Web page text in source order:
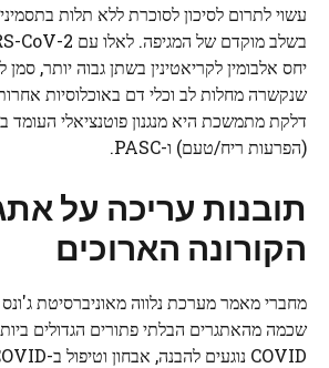
יחס אלבומין לקריאטינין בשתן גבוה יותר,
שנקשרהמחלות לב וכלי דם באוכלוסיות
דלקת מתמשכת היא מנגנון פוטנציאלי העומד
(הפרעות ריח/טעם) ו-PASC.
תובנות עריכה על
הקורונה הארוכים
מחברי מאמר מערכת נלווה מאוניברסיטת
שכמה מהאתגרים הבלתי פתורים הגדולים